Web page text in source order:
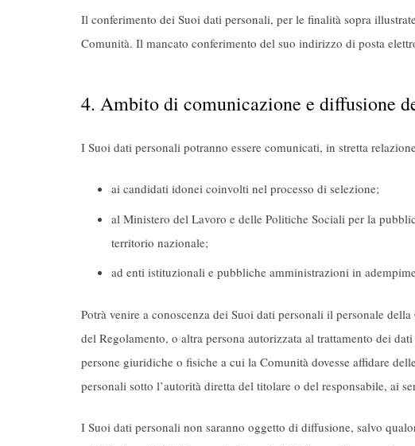
Il conferimento dei Suoi dati personali, per le finalità sopra
Comunità. Il mancato conferimento del suo indirizzo di posta
4. Ambito di comunicazione e diffusione
I Suoi dati personali potranno essere comunicati, in stretta
ai candidati idonei coinvolti nel processo di selezione;
al Ministero del Lavoro e delle Politiche Sociali per la
territorio nazionale;
ad enti istituzionali e pubbliche amministrazioni in
Potrà venire a conoscenza dei Suoi dati personali il personale
del Regolamento, o altra persona autorizzata al trattamento dei
persone giuridiche o fisiche a cui la Comunità dovesse affidare
personali sotto l’autorità diretta del titolare o del responsabile, ai
I Suoi dati personali non saranno oggetto di diffusione, salvo